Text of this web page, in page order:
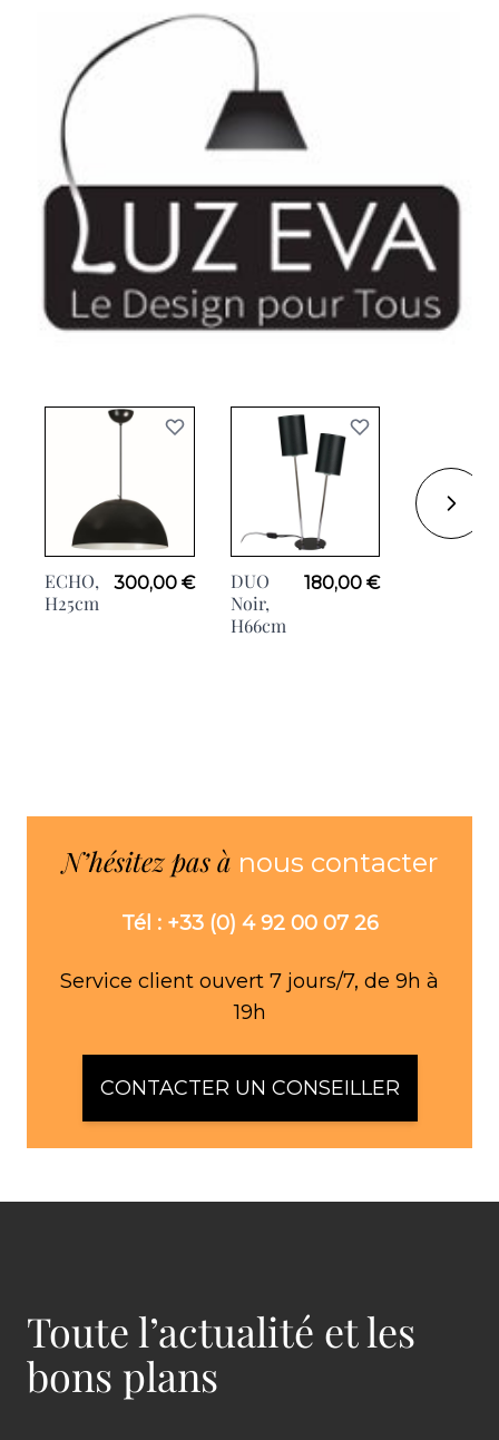
ECHO,
H25cm
300,00 €
DUO
Noir,
H66cm
180,00 €
N’hésitez pas à nous contacter
Tél : +33 (0) 4 92 00 07 26
Service client ouvert 7 jours/7, de 9h à
19h
CONTACTER UN CONSEILLER
Toute l’actualité et les
bons plans